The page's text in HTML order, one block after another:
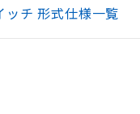
チ 形式仕様一覧